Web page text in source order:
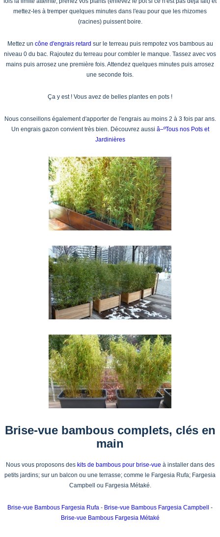
mettez-les à tremper quelques minutes dans l'eau pour que les rhizomes
(racines) puissent boire.
Mettez un cône d'engrais retard sur le terreau puis rempotez vos bambous au
niveau 0 du bac. Rajoutez du terreau pour combler le manque. Tassez avec vos
mains puis arrosez une première fois. Attendez quelques minutes puis arrosez
une seconde fois.
Ça y est ! Vous avez de belles plantes en pots !
Nous conseillons également d'apporter de l'engrais au moins 2 à 3 fois par ans.
Un engrais gazon convient très bien. Découvrez aussi â–ºTous nos Pots et
Jardinières
Brise-vue bambous complets, clés en
main
Nous vous proposons des kits de bambous pour brise-vue à installer dans des
petits jardins; sur un balcon ou une terrasse; comme le Fargesia Rufa; Fargesia
Campbell ou Fargesia Métaké.
Brise-vue Bambous Fargesia Rufa - Brise-vue Bambous Fargesia Campbell
-
Brise-vue Bambous Fargesia Métaké